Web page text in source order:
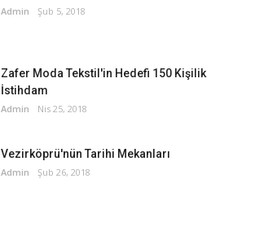
Admin Şub 5, 2018
Zafer Moda Tekstil'in Hedefi 150 Kişilik
İstihdam
Admin Nis 25, 2018
Vezirköprü'nün Tarihi Mekanları
Admin Şub 26, 2018